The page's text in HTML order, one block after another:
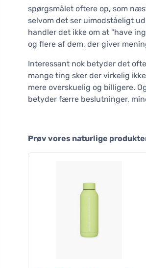
spørgsmålet oftere op, som
selvom det ser uimodståeligt
handler det ikke om at "have
og flere af dem, der giver
Interessant nok betyder det
mange ting sker der virkelig
mere overskuelig og billigere.
betyder færre beslutninger,
Prøv vores naturlige